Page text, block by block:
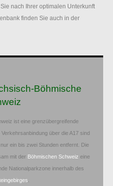
nach Ihrer optimalen Unterkunft
finden Sie auch in der
Böhmische
ist eine grenzübergreifende
über die A17 sind
ein bis zwei Stunden entfernt. Die
mit der Böhmischen Schweiz eine
Nationalparkzone innerhalb des